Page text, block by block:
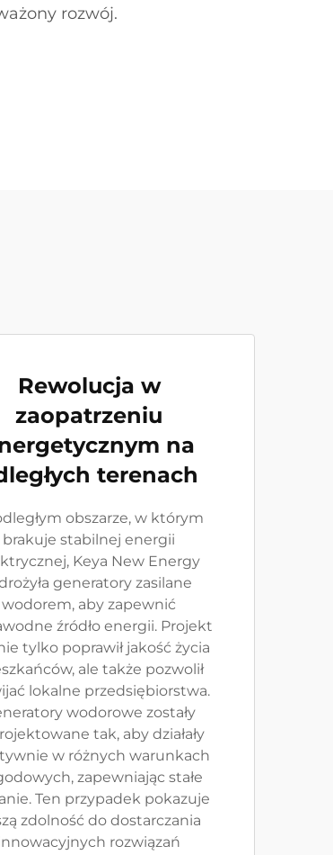
rozwój.
Rewolucja w
zaopatrzeniu
na
terenach
obszarze, w którym
brakuje stabilnej energii
Keya New Energy
generatory zasilane
wodorem, aby zapewnić
źródło energii. Projekt
tylko poprawił jakość życia
ale także pozwolił
lokalne przedsiębiorstwa.
wodorowe zostały
tak, aby działały
w różnych warunkach
zapewniając stałe
Ten przypadek pokazuje
zdolność do dostarczania
rozwiązań